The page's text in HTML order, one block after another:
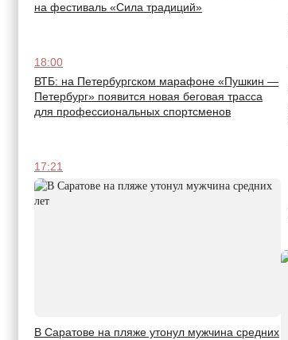
на фестиваль «Сила традиций»
18:00
ВТБ: на Петербургском марафоне «Пушкин —
Петербург» появится новая беговая трасса
для профессиональных спортсменов
17:21
В Саратове на пляже утонул мужчина средних